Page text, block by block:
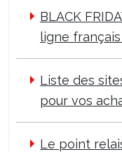
BLACK
ligne
Liste des
pour vos
Le point